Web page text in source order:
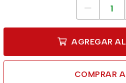
AGREGAR
COMPRAR